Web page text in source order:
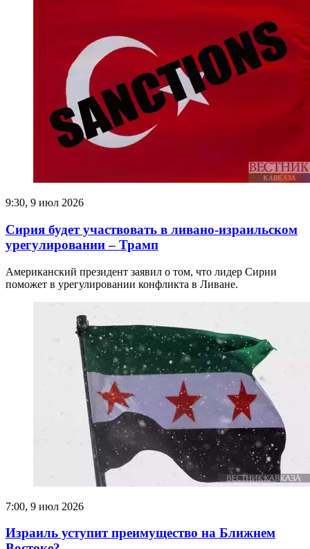
9:30, 9 июл 2026
Сирия будет участвовать в ливано-израильском
урегулировании – Трамп
Американский президент заявил о том, что лидер Сирии
поможет в урегулировании конфликта в Ливане.
7:00, 9 июл 2026
Израиль уступит преимущество на Ближнем